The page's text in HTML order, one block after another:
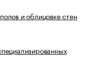
и облицовке стен